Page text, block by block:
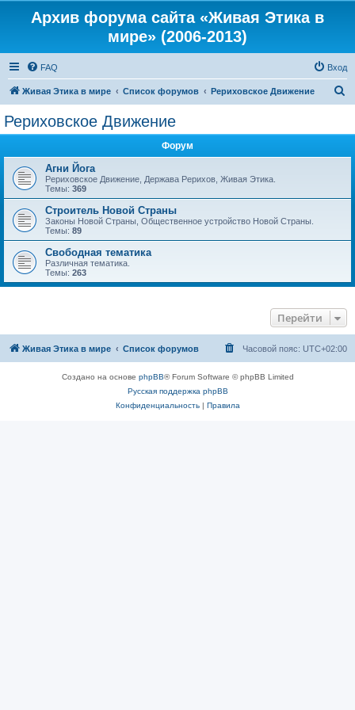
Архив форума сайта «Живая Этика в
мире» (2006-2013)
FAQ Вход
Живая Этика в мире Список форумов Рериховское Движение
Рериховское Движение
Форум
Агни Йога
Рериховское Движение, Держава Рерихов, Живая Этика.
Темы: 369
Строитель Новой Страны
Законы Новой Страны, Общественное устройство Новой Страны.
Темы: 89
Свободная тематика
Различная тематика.
Темы: 263
Перейти
Живая Этика в мире Список форумов Часовой пояс: UTC+02:00
Создано на основе phpBB® Forum Software © phpBB Limited
Русская поддержка phpBB
Конфиденциальность| Правила